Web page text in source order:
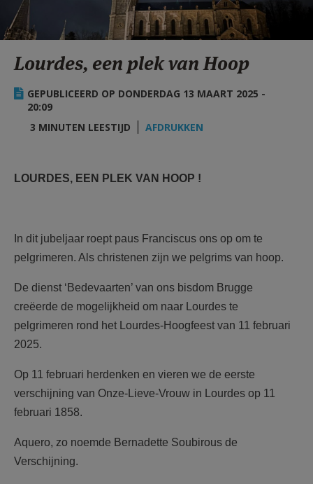
HULP
STARTPAGINA PORTAAL
MIJN PAROCHIE
AANMELDEN OF REGISTREREN
Lourdes, een plek van Hoop
GEPUBLICEERD OP DONDERDAG 13 MAART 2025 -
20:09
3 MINUTEN LEESTIJD
AFDRUKKEN
LOURDES, EEN PLEK VAN HOOP !
In dit jubeljaar roept paus Franciscus ons op om te
pelgrimeren. Als christenen zijn we pelgrims van hoop.
De dienst ‘Bedevaarten’ van ons bisdom Brugge
creëerde de mogelijkheid om naar Lourdes te
pelgrimeren rond het Lourdes-Hoogfeest van 11 februari
2025.
Op 11 februari herdenken en vieren we de eerste
verschijning van Onze-Lieve-Vrouw in Lourdes op 11
februari 1858.
Aquero, zo noemde Bernadette Soubirous de
Verschijning.